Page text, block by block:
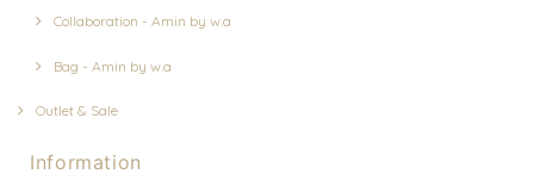
Collaboration - Amin by w.a
Bag - Amin by w.a
Outlet & Sale
Information